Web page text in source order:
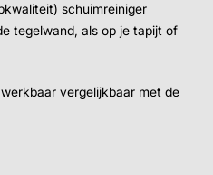
schuimreiniger
tegelwand, als op je tapijt of
vergelijkbaar met de